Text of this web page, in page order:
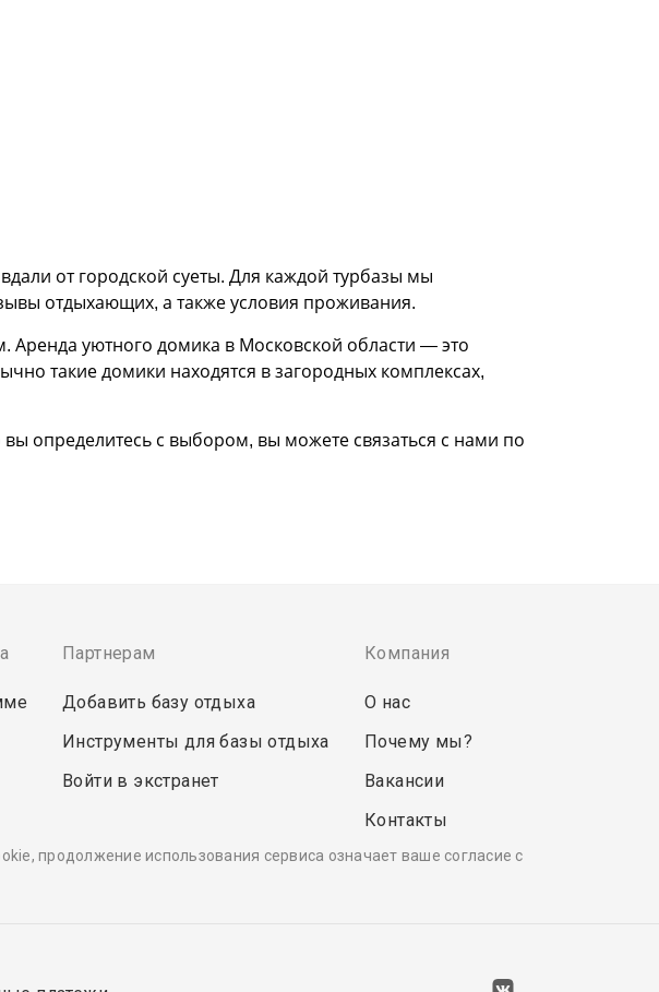
от городской суеты. Для каждой турбазы мы
отдыхающих, а также условия проживания.
Аренда уютного домика в Московской области — это
такие домики находятся в загородных комплексах,
определитесь с выбором, вы можете связаться с нами по
Партнерам
Добавить базу отдыха
Инструменты для базы отдыха
Войти в экстранет
Компания
О нас
Почему мы?
Вакансии
Контакты
продолжение использования сервиса означает ваше согласие с